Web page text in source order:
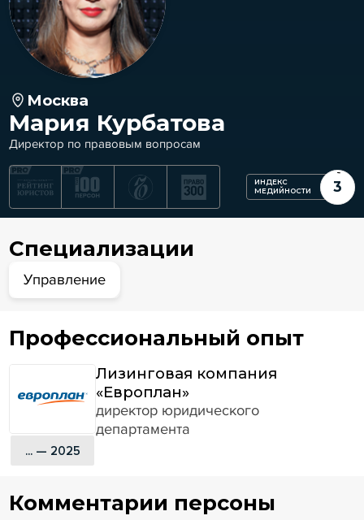
Москва
Мария Курбатова
Директор по правовым вопросам
ИНДЕКС
МЕДИЙНОСТИ
3
Специализации
Управление
Профессиональный опыт
... — 2025
Лизинговая компания
«Европлан»
директор юридического
департамента
Комментарии персоны